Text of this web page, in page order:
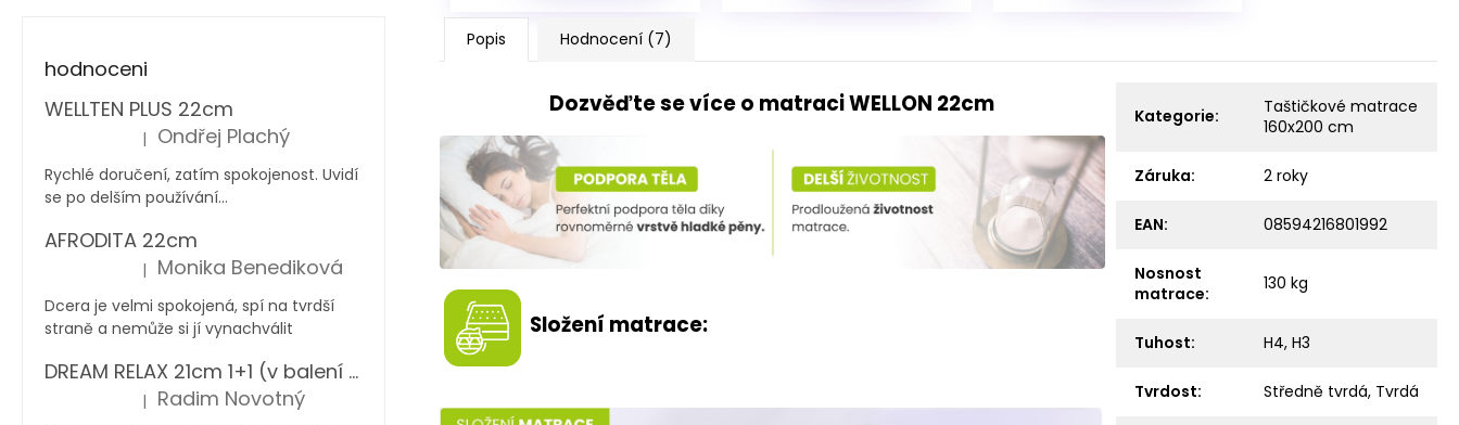
hodnoceni
WELLTEN PLUS 22cm
Hodnocení produktu je 5 z 5 hvězdiček.
| Ondřej Plachý
Rychlé doručení, zatím spokojenost. Uvidí
se po delším používání...
AFRODITA 22cm
Hodnocení produktu je 5 z 5 hvězdiček.
| Monika Benediková
Dcera je velmi spokojená, spí na tvrdší
straně a nemůže si jí vynachválit
DREAM RELAX 21cm 1+1 (v balení 2 ks)
Hodnocení produktu je 5 z 5 hvězdiček.
| Radim Novotný
Popis Hodnocení (7)
Dozvěďte se více o matraci WELLON 22cm
Složení matrace:
Kategorie:
Taštičkové matrace
160x200 cm
Záruka: 2 roky
EAN: 08594216801992
Nosnost
matrace: 130 kg
Tuhost: H4, H3
Tvrdost: Středně tvrdá, Tvrdá